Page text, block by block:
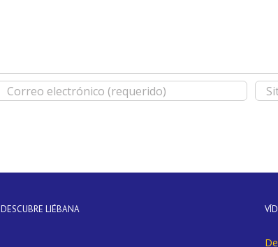
DESCUBRE LIÉBANA